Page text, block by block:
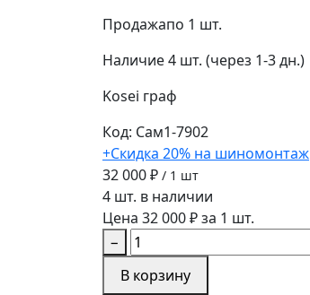
Продажапо 1 шт.
Наличие4 шт. (через 1-3 дн.)
Kosei граф
Код: Сам1-7902
+Скидка 20% на шиномонтаж
32 000 ₽ / 1 шт
4 шт. в наличии
Цена 32 000 ₽ за 1 шт.
−
В корзину